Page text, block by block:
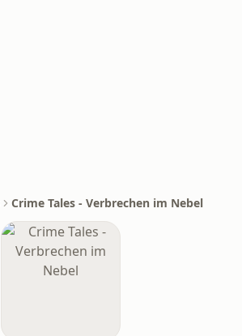
Crime Tales - Verbrechen im Nebel